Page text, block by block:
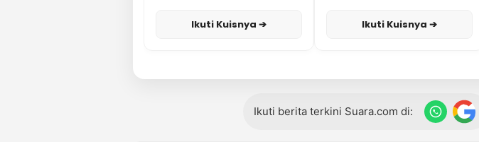
Ikuti Kuisnya ➔ Ikuti Kuisnya ➔
Ikuti berita terkini Suara.com di: